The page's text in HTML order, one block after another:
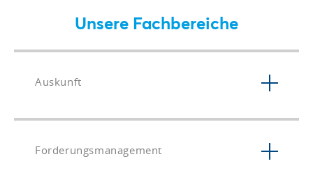
Unsere Fachbereiche
Auskunft
Forderungsmanagement